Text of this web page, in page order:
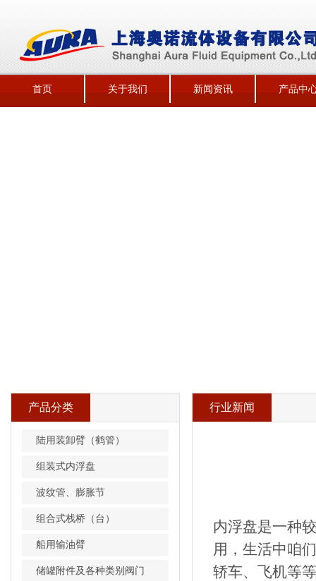
首页 关于我们 新闻资讯 产品中
产品分类
陆用装卸臂（鹤管）
组装式内浮盘
波纹管、膨胀节
组合式栈桥（台）
船用输油臂
储罐附件及各种类别阀门
行业新闻
内浮盘是一种
用，生活中咱
轿车、飞机等